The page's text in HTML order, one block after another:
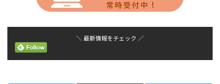
＼ 最新情報をチェック ／